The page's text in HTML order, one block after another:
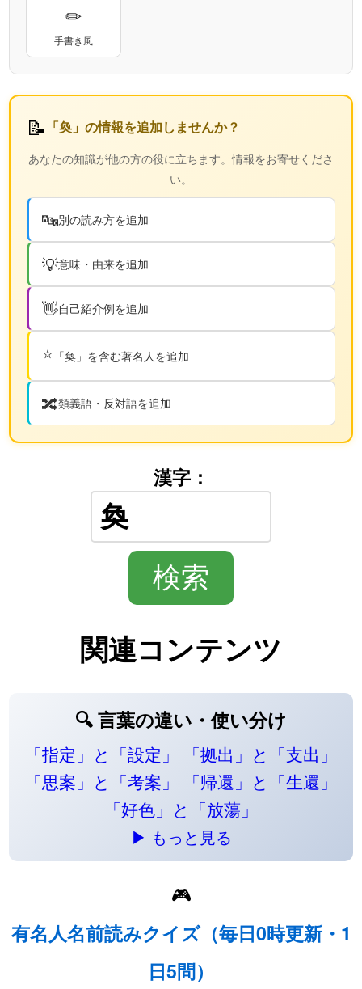
✏
手書き風
📝 「奐」の情報を追加しませんか？
あなたの知識が他の方の役に立ちます。情報をお寄せくださ
い。
🔤別の読み方を追加
💡意味・由来を追加
👋自己紹介例を追加
⭐ 「奐」を含む著名人を追加
🔀類義語・反対語を追加
漢字：
関連コンテンツ
🔍 言葉の違い・使い分け
「指定」と「設定」
「拠出」と「支出」
「思案」と「考案」
「帰還」と「生還」
「好色」と「放蕩」
▶ もっと見る
🎮
有名人名前読みクイズ（毎日0時更新・1
日5問）